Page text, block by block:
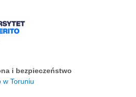
i bezpieczeństwo
w Toruniu